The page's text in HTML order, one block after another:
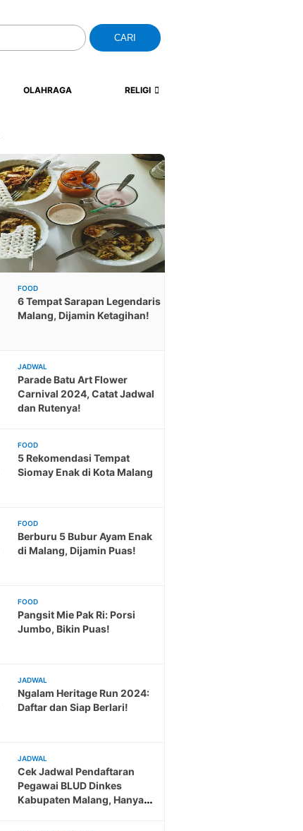
CARI
OLAHRAGA RELIGI
FOOD
6 Tempat Sarapan Legendaris
Malang, Dijamin Ketagihan!
JADWAL
Parade Batu Art Flower
Carnival 2024, Catat Jadwal
dan Rutenya!
FOOD
5 Rekomendasi Tempat
Siomay Enak di Kota Malang
FOOD
Berburu 5 Bubur Ayam Enak
di Malang, Dijamin Puas!
FOOD
Pangsit Mie Pak Ri: Porsi
Jumbo, Bikin Puas!
JADWAL
Ngalam Heritage Run 2024:
Daftar dan Siap Berlari!
JADWAL
Cek Jadwal Pendaftaran
Pegawai BLUD Dinkes
Kabupaten Malang, Hanya